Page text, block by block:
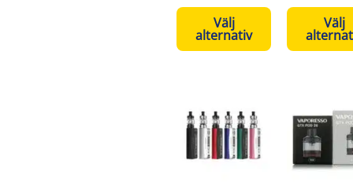
Välj
alternativ
väljas
på
produktsidan
Välj
på
här
produkten
har
här
har